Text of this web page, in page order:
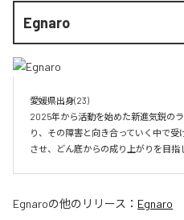
Egnaro
愛媛県出身(23)
2025年から活動を始めた新進気鋭の
り、その障害と向き合っていく中で
させ、どん底からの成り上がりを目指
Egnaroの他のリリース： Egnaro